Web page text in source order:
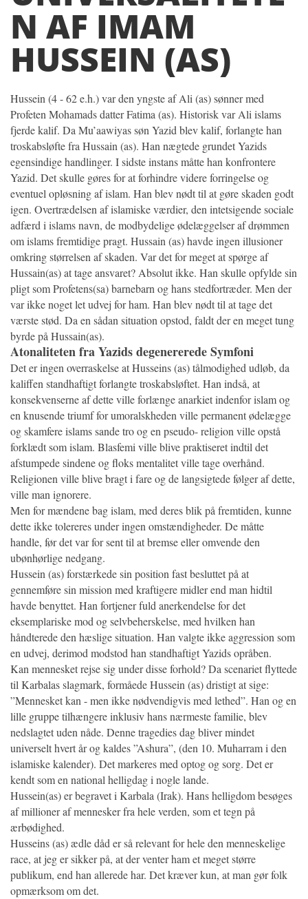
N AF IMAM
HUSSEIN (AS)
Hussein (4 - 62 e.h.) var den yngste af Ali (as) sønner med
Profeten Mohamads datter Fatima (as). Historisk var Ali islams
fjerde kalif. Da Mu’aawiyas søn Yazid blev kalif, forlangte han
troskabsløfte fra Hussain (as). Han nægtede grundet Yazids
egensindige handlinger. I sidste instans måtte han konfrontere
Yazid. Det skulle gøres for at forhindre videre forringelse og
eventuel opløsning af islam. Han blev nødt til at gøre skaden godt
igen. Overtrædelsen af islamiske værdier, den intetsigende sociale
adfærd i islams navn, de modbydelige ødelæggelser af drømmen
om islams fremtidige pragt. Hussain (as) havde ingen illusioner
omkring størrelsen af skaden. Var det for meget at spørge af
Hussain(as) at tage ansvaret? Absolut ikke. Han skulle opfylde sin
pligt som Profetens(sa) barnebarn og hans stedfortræder. Men der
var ikke noget let udvej for ham. Han blev nødt til at tage det
værste stød. Da en sådan situation opstod, faldt der en meget tung
byrde på Hussain(as).
Atonaliteten fra Yazids degenererede Symfoni
Det er ingen overraskelse at Husseins (as) tålmodighed udløb, da
kaliffen standhaftigt forlangte troskabsløftet. Han indså, at
konsekvenserne af dette ville forlænge anarkiet indenfor islam og
en knusende triumf for umoralskheden ville permanent ødelægge
og skamfere islams sande tro og en pseudo- religion ville opstå
forklædt som islam. Blasfemi ville blive praktiseret indtil det
afstumpede sindene og floks mentalitet ville tage overhånd.
Religionen ville blive bragt i fare og de langsigtede følger af dette,
ville man ignorere.
Men for mændene bag islam, med deres blik på fremtiden, kunne
dette ikke tolereres under ingen omstændigheder. De måtte
handle, før det var for sent til at bremse eller omvende den
ubønhørlige nedgang.
Hussein (as) forstærkede sin position fast besluttet på at
gennemføre sin mission med kraftigere midler end man hidtil
havde benyttet. Han fortjener fuld anerkendelse for det
eksemplariske mod og selvbeherskelse, med hvilken han
håndterede den hæslige situation. Han valgte ikke aggression som
en udvej, derimod modstod han standhaftigt Yazids opråben.
Kan mennesket rejse sig under disse forhold? Da scenariet flyttede
til Karbalas slagmark, formåede Hussein (as) dristigt at sige:
”Mennesket kan - men ikke nødvendigvis med lethed”. Han og en
lille gruppe tilhængere inklusiv hans nærmeste familie, blev
nedslagtet uden nåde. Denne tragedies dag bliver mindet
universelt hvert år og kaldes ”Ashura”, (den 10. Muharram i den
islamiske kalender). Det markeres med optog og sorg. Det er
kendt som en national helligdag i nogle lande.
Hussein(as) er begravet i Karbala (Irak). Hans helligdom besøges
af millioner af mennesker fra hele verden, som et tegn på
ærbødighed.
Husseins (as) ædle dåd er så relevant for hele den menneskelige
race, at jeg er sikker på, at der venter ham et meget større
publikum, end han allerede har. Det kræver kun, at man gør folk
opmærksom om det.